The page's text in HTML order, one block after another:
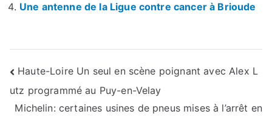
Une antenne de la Ligue contre cancer à Brioude
Navigation
de
Haute-Loire Un seul en scène poignant avec Alex L
utz programmé au Puy-en-Velay
Michelin: certaines usines de pneus mises à l’arrêt en